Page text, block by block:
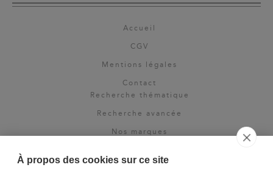
À propos des cookies sur ce site
Accueil
CGV
Mentions légales
Contact
Recherche thématique
Recherche avancée
Nos marques
Espace pro